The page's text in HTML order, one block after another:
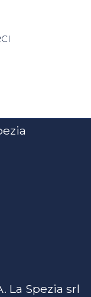
La Spezia srl